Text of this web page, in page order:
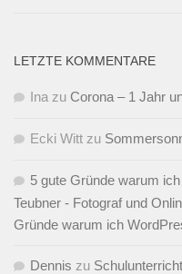
LETZTE KOMMENTARE
Ina zu Corona – 1 Jahr
Ecki Witt zu
5 gute Gründe warum
Teubner - Fotograf und
Gründe warum ich
Dennis zu